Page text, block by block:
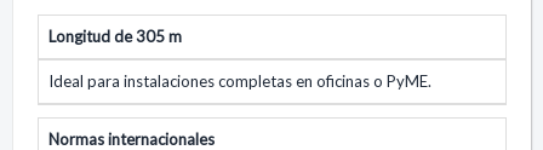
Longitud de 305 m
Ideal para instalaciones completas en oficinas o PyME.
Normas internacionales